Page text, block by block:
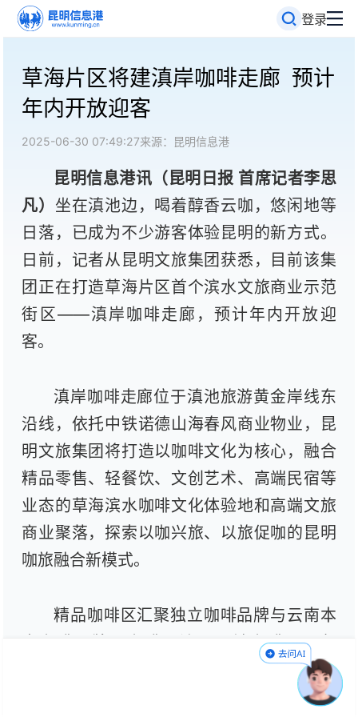
登录
草海片区将建滇岸咖啡走廊 预计
年内开放迎客
2025-06-30 07:49:27来源：昆明信息港
昆明信息港讯（昆明日报 首席记者李思
凡） 坐在滇池边，喝着醇香云咖，悠闲地等
日落，已成为不少游客体验昆明的新方式。
日前，记者从昆明文旅集团获悉，目前该集
团正在打造草海片区首个滨水文旅商业示范
街区——滇岸咖啡走廊，预计年内开放迎
客。
滇岸咖啡走廊位于滇池旅游黄金岸线东
沿线，依托中铁诺德山海春风商业物业，昆
明文旅集团将打造以咖啡文化为核心，融合
精品零售、轻餐饮、文创艺术、高端民宿等
业态的草海滨水咖啡文化体验地和高端文旅
商业聚落，探索以咖兴旅、以旅促咖的昆明
咖旅融合新模式。
精品咖啡区汇聚独立咖啡品牌与云南本
土咖啡品牌，咖啡周边区展销咖啡豆、包
袋、杯具等产品；轻餐/烘焙区提供西式简
餐、健康轻食和甜品；文创零售区聚集手作